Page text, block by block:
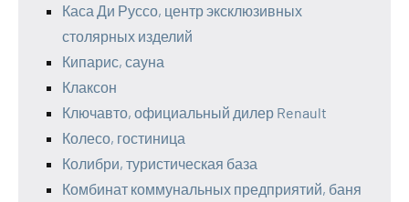
Каса Ди Руссо, центр эксклюзивных
столярных изделий
Кипарис, сауна
Клаксон
Ключавто, официальный дилер Renault
Колесо, гостиница
Колибри, туристическая база
Комбинат коммунальных предприятий, баня